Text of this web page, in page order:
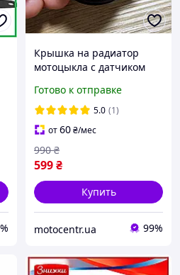
Крышка на радиатор
мотоцыкла с датчиком
Geon, Exdrive, Kaya
Готово к отправке
5.0 (1)
от60₴/мес
599₴
990 ₴
Купить
motocentr.ua 99%